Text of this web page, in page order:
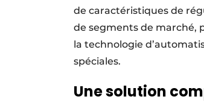
de caractéristiques de
de segments de marché,
la technologie
spéciales.
Une solution